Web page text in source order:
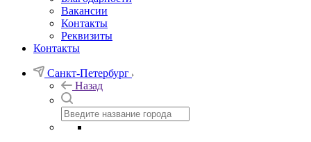
Вакансии
Контакты
Реквизиты
Контакты
Санкт-Петербург
Назад